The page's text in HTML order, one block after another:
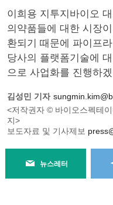
이희용 지투지바이오
의약품들에 대한 시장
환되기 때문에 파이프
당사의 플랫폼기술에
으로 사업화를 진행하
김성민 기자
<저작권자 © 바이오스펙테
지>
보도자료 및 기사제보
뉴스레터